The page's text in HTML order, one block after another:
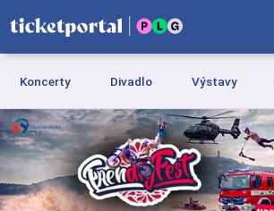
Koncerty Divadlo Výstavy